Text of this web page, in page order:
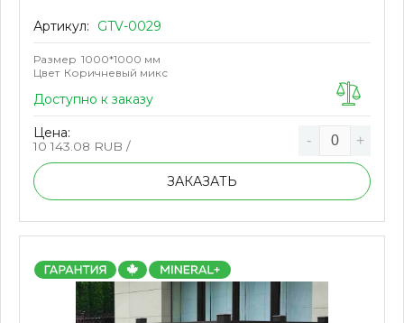
Артикул: GTV-0029
Размер 1000*1000 мм
Цвет Коричневый микс
Доступно к заказу
Цена:
10 143.08 RUB / - +
ЗАКАЗАТЬ